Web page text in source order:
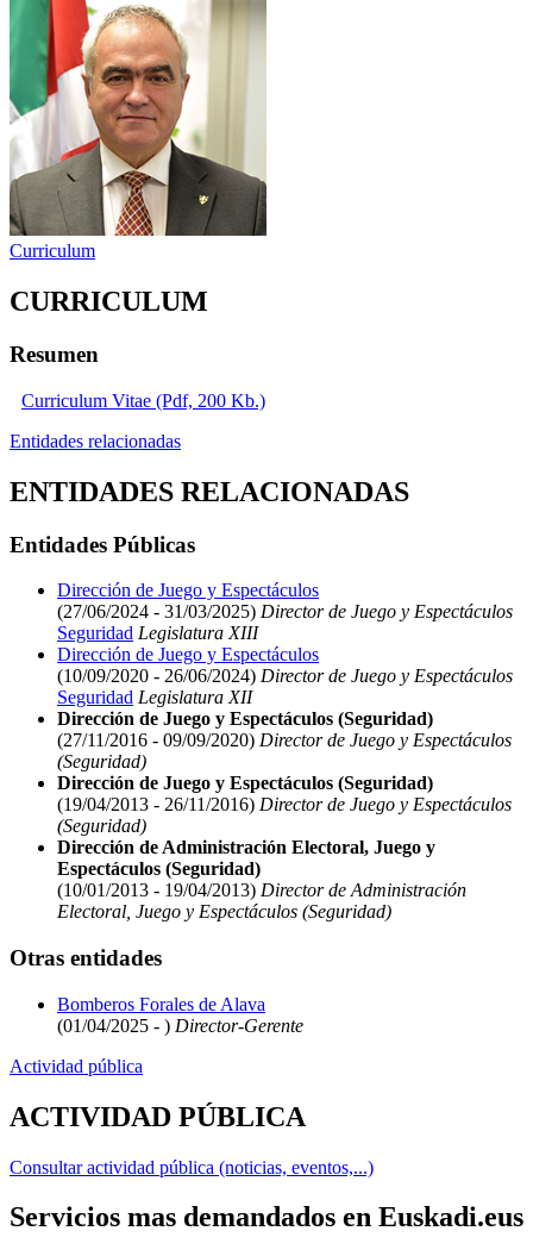
Curriculum
CURRICULUM
Resumen
Curriculum Vitae (Pdf, 200 Kb.)
Entidades relacionadas
ENTIDADES RELACIONADAS
Entidades Públicas
Dirección de Juego y Espectáculos
(27/06/2024 - 31/03/2025) Director de Juego y Espectáculos
Seguridad Legislatura XIII
Dirección de Juego y Espectáculos
(10/09/2020 - 26/06/2024) Director de Juego y Espectáculos
Seguridad Legislatura XII
Dirección de Juego y Espectáculos (Seguridad)
(27/11/2016 - 09/09/2020) Director de Juego y Espectáculos
(Seguridad)
Dirección de Juego y Espectáculos (Seguridad)
(19/04/2013 - 26/11/2016) Director de Juego y Espectáculos
(Seguridad)
Dirección de Administración Electoral, Juego y
Espectáculos (Seguridad)
(10/01/2013 - 19/04/2013) Director de Administración
Electoral, Juego y Espectáculos (Seguridad)
Otras entidades
Bomberos Forales de Alava
(01/04/2025 - ) Director-Gerente
Actividad pública
ACTIVIDAD PÚBLICA
Consultar actividad pública (noticias, eventos,...)
Servicios mas demandados en Euskadi.eus